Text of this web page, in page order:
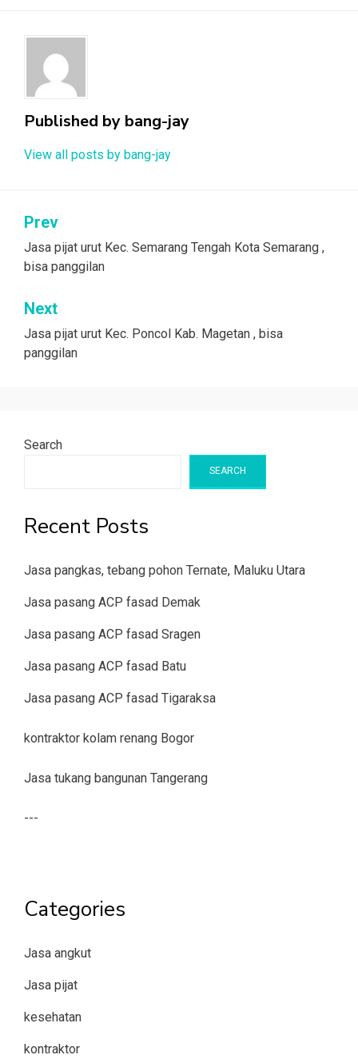
Published by bang-jay
View all posts by bang-jay
Post
navigation
Prev
Jasa pijat urut Kec. Semarang Tengah Kota Semarang ,
bisa panggilan
Next
Jasa pijat urut Kec. Poncol Kab. Magetan , bisa
panggilan
Search
SEARCH
Recent Posts
Jasa pangkas, tebang pohon Ternate, Maluku Utara
Jasa pasang ACP fasad Demak
Jasa pasang ACP fasad Sragen
Jasa pasang ACP fasad Batu
Jasa pasang ACP fasad Tigaraksa
kontraktor kolam renang Bogor
Jasa tukang bangunan Tangerang
---
Categories
Jasa angkut
Jasa pijat
kesehatan
kontraktor